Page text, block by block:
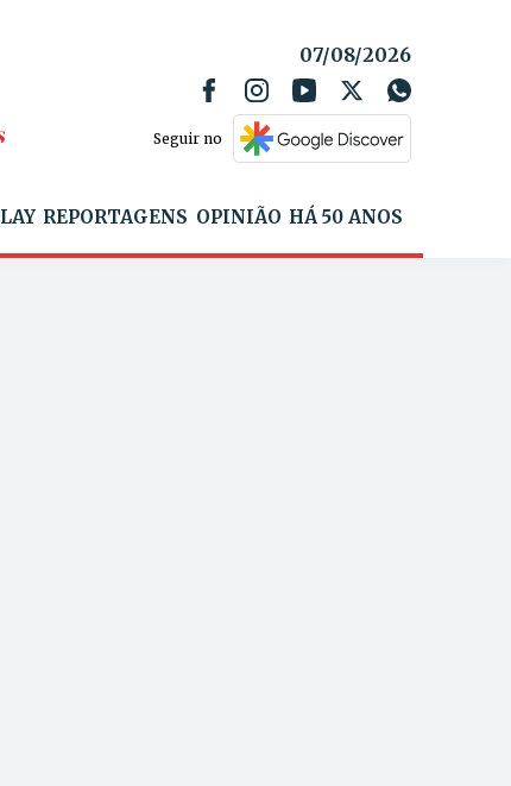
07/08/2026
Seguir no
REPORTAGENS OPINIÃO HÁ 50 ANOS